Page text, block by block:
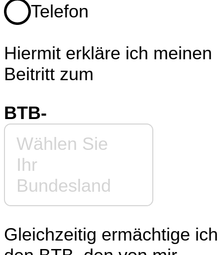
Telefon
Hiermit erkläre ich meinen
Beitritt zum
BTB-
Wählen Sie
Ihr
Bundesland
Gleichzeitig ermächtige ich